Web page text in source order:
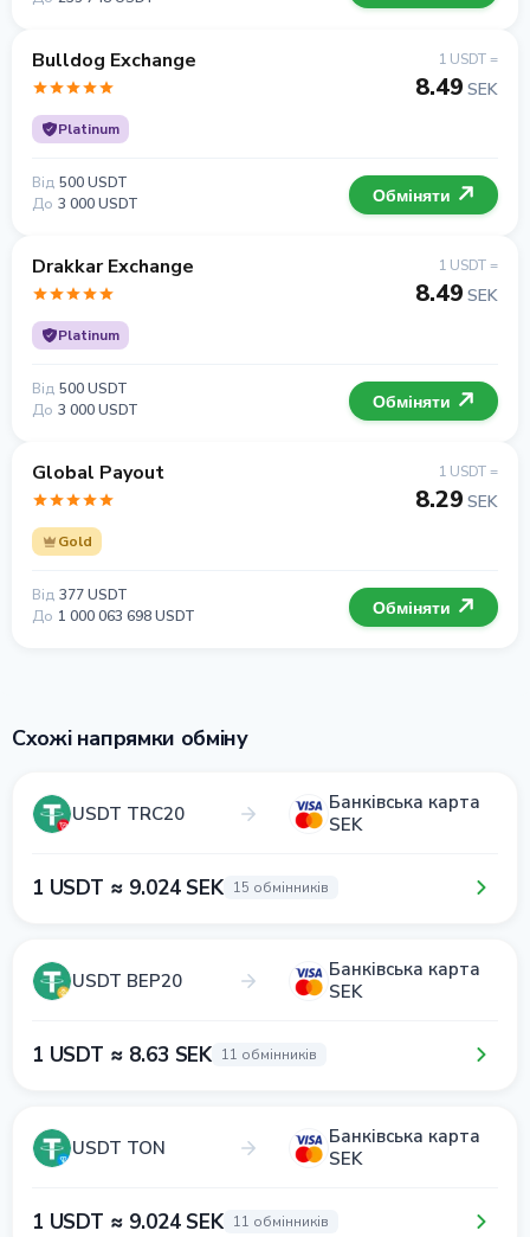
Bulldog Exchange
Platinum
1 USDT =
8.49 SEK
Від 500 USDT
До 3 000 USDT Обміняти
Drakkar Exchange
Platinum
1 USDT =
8.49 SEK
Від 500 USDT
До 3 000 USDT Обміняти
Global Payout
Gold
1 USDT =
8.29 SEK
Від 377 USDT
До 1 000 063 698 USDT Обміняти
Схожі напрямки обміну
USDT TRC20
Банківська карта
SEK
1 USDT ≈ 9.024 SEK 15 обмінників
USDT BEP20
Банківська карта
SEK
1 USDT ≈ 8.63 SEK 11 обмінників
USDT TON
Банківська карта
SEK
1 USDT ≈ 9.024 SEK 11 обмінників